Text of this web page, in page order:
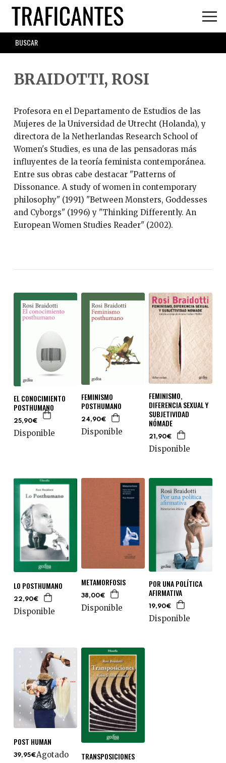
Skip
main
content
SEARCH
FORM
BRAIDOTTI, ROSI
Profesora en el Departamento de Estudios de las
Mujeres de la Universidad de Utrecht (Holanda), y
directora de la Netherlandas Research School of
Women's Studies, es una de las pensadoras más
influyentes de la teoría feminista contemporánea.
Entre sus obras cabe destacar "Patterns of
Dissonance. A study of women in contemporary
philosophy" (1991) "Between Monsters, Goddesses
and Cyborgs" (1996) y "Thinking Differently. An
European Women Studies Reader" (2002).
EL CONOCIMIENTO
POSTHUMANO
25,90€
Disponible
FEMINISMO
POSTHUMANO
24,90€
Disponible
FEMINISMO,
DIFERENCIA SEXUAL Y
SUBJETIVIDAD
NÓMADE
21,90€
Disponible
LO POSTHUMANO
22,90€
Disponible
METAMORFOSIS
38,00€
Disponible
POR UNA POLÍTICA
AFIRMATIVA
19,90€
Disponible
POST HUMAN
39,95€Agotado TRANSPOSICIONES